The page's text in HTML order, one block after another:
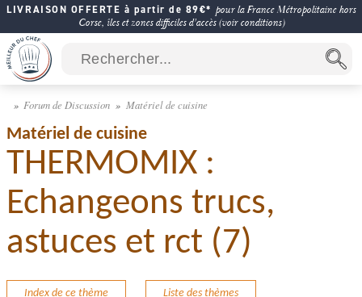
LIVRAISON OFFERTE à partir de 89€* pour la France Métropolitaine hors
Corse, îles et zones difficiles d'accès (voir conditions)
Forum de Discussion Matériel de cuisine
Matériel de cuisine
THERMOMIX :
Echangeons trucs,
astuces et rct (7)
Index de ce thème Liste des thèmes